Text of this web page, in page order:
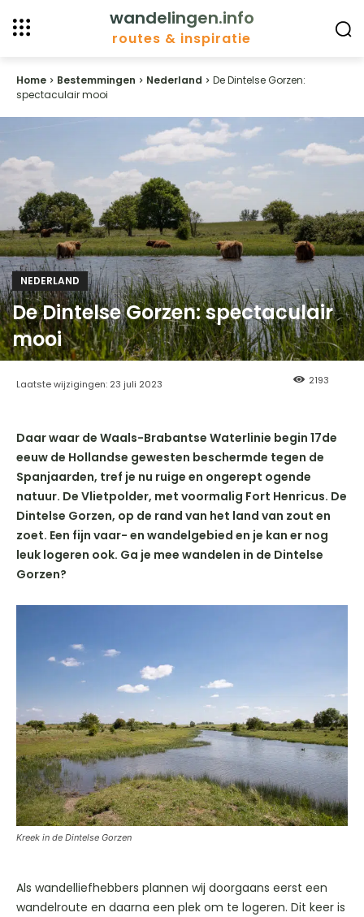
wandelingen.info
routes & inspiratie
Home Bestemmingen Nederland
De Dintelse Gorzen:
spectaculair mooi
NEDERLAND
De Dintelse Gorzen: spectaculair
mooi
Laatste wijzigingen: 23 juli 2023 2193
Daar waar de Waals-Brabantse Waterlinie begin 17de
eeuw de Hollandse gewesten beschermde tegen de
Spanjaarden, tref je nu ruige en ongerept ogende
natuur. De Vlietpolder, met voormalig Fort Henricus. De
Dintelse Gorzen, op de rand van het land van zout en
zoet. Een fijn vaar- en wandelgebied en je kan er nog
leuk logeren ook. Ga je mee wandelen in de Dintelse
Gorzen?
Kreek in de Dintelse Gorzen
Als wandelliefhebbers plannen wij doorgaans eerst een
wandelroute en daarna een plek om te logeren. Dit keer is